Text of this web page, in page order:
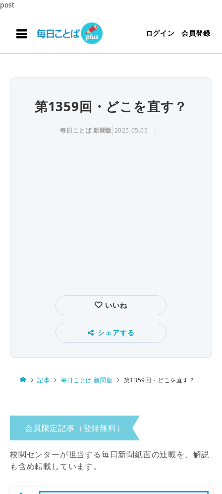
post
ログイン 会員登録
第1359回・どこを直す？
毎日ことば 新聞版 2025.05.05
いいね
シェアする
記事 毎日ことば 新聞版 第1359回・どこを直す？
会員限定記事（登録無料）
校閲センターが担当する毎日新聞紙面の連載を、解説
も含め転載しています。